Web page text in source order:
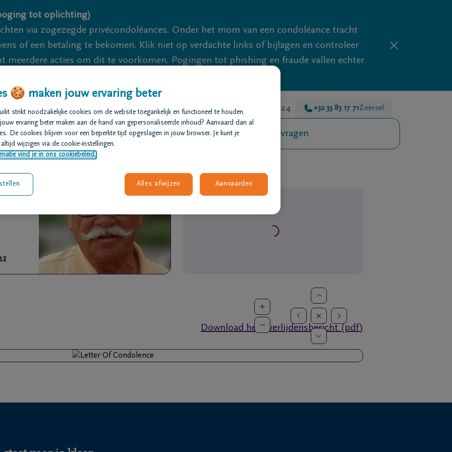
tot oplichting)
via zogezegde privécondoléances. Onder het mom van een condoléance tracht
of een betaling te bekomen. Klik niet op verdachte links of bijlagen en controleer
meerdere acties om dit te voorkomen. Pogingen tot phishing en fraude vallen echter
We zijn er voor je 24u/24 +32 33 83 17 71Zoersel
regelen Overlijdensberichten Ons uitvaartcentrum Veelgestelde vragen
Download het overlijdensbericht (pdf)
🍪 maken jouw ervaring beter
strikt noodzakelijke cookies om de website toegankelijk en functioneel te houden.
ervaring beter maken aan de hand van gepersonaliseerde inhoud? Aanvaard dan al
De cookies blijven voor een beperkte tijd opgeslagen in jouw browser. Je kunt je
wijzigen via de cookie-instellingen.
vind je in ons cookiebeleid.
Alles afwijzen Aanvaarden